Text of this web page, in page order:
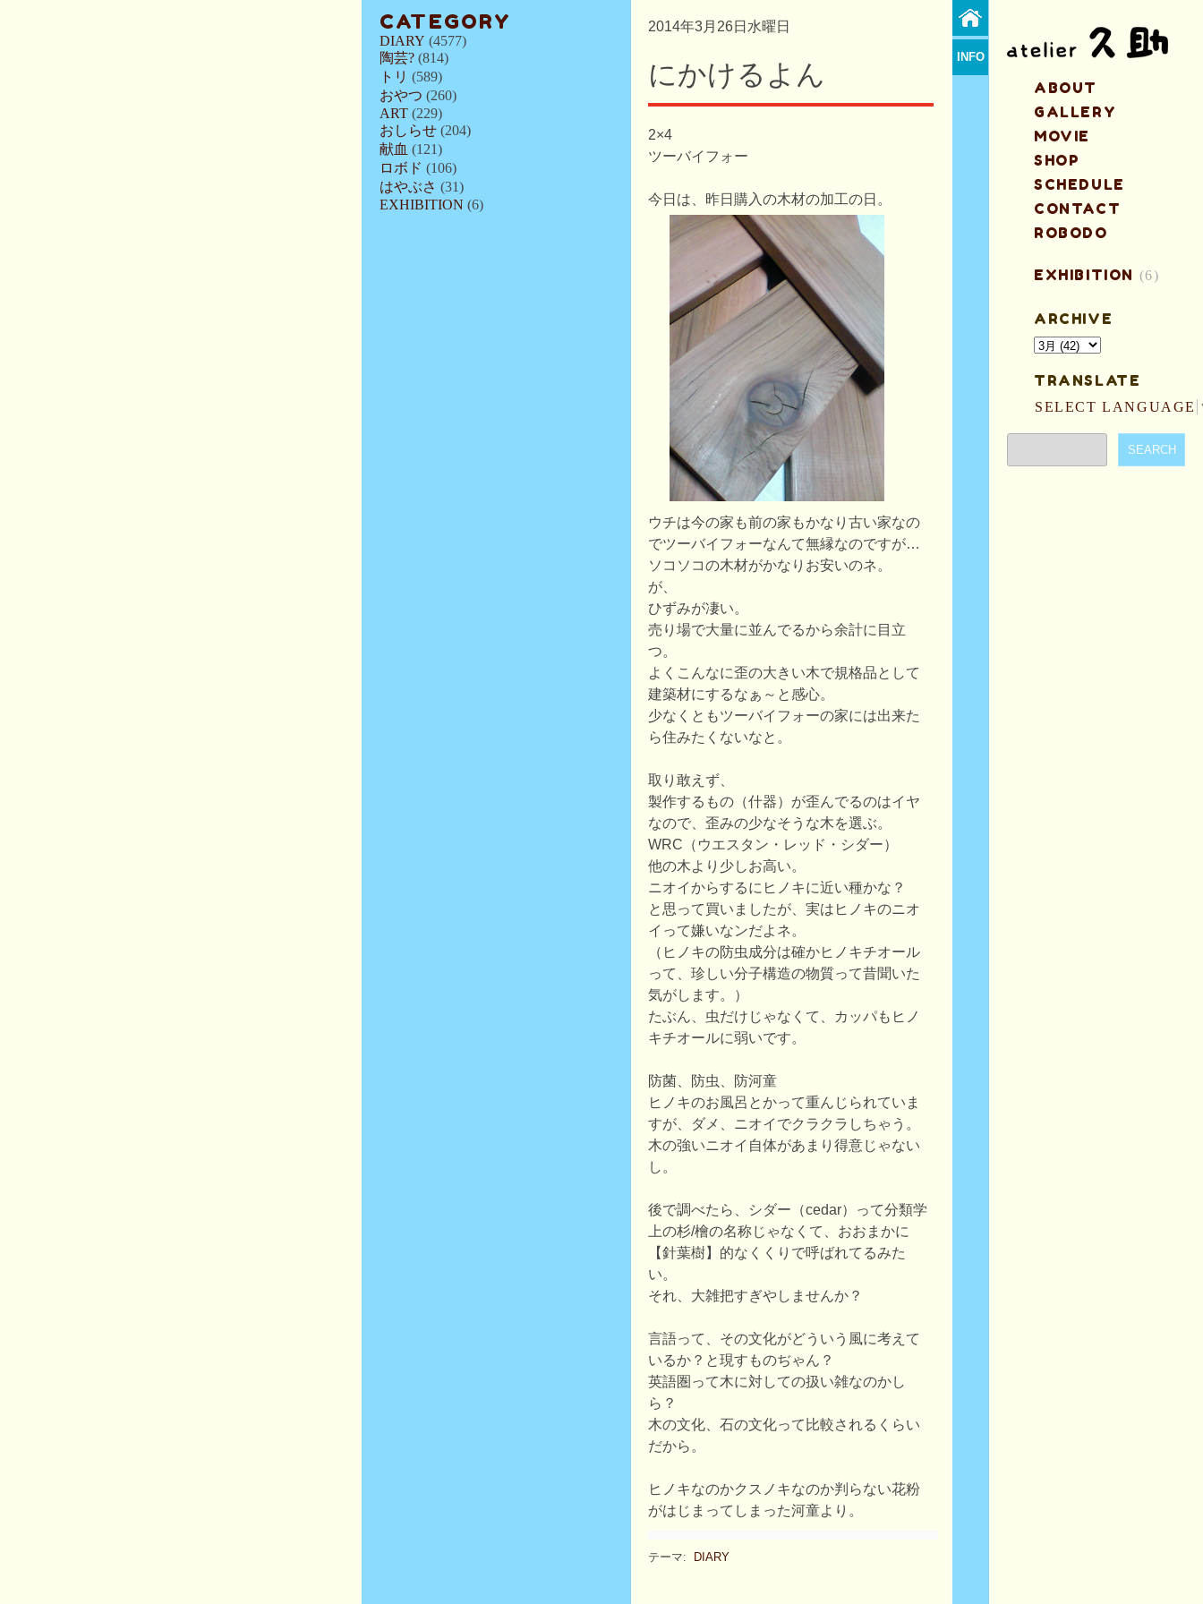
CATEGORY
DIARY (4577)
陶芸? (814)
トリ (589)
おやつ (260)
ART (229)
おしらせ (204)
献血 (121)
ロボド (106)
はやぶさ (31)
EXHIBITION (6)
2014年3月26日水曜日
にかけるよん
2×4
ツーバイフォー
今日は、昨日購入の木材の加工の日。
ウチは今の家も前の家もかなり古い家なの
でツーバイフォーなんて無縁なのですが…
ソコソコの木材がかなりお安いのネ。
が、
ひずみが凄い。
売り場で大量に並んでるから余計に目立
つ。
よくこんなに歪の大きい木で規格品として
建築材にするなぁ～と感心。
少なくともツーバイフォーの家には出来た
ら住みたくないなと。
取り敢えず、
製作するもの（什器）が歪んでるのはイヤ
なので、歪みの少なそうな木を選ぶ。
WRC（ウエスタン・レッド・シダー）
他の木より少しお高い。
ニオイからするにヒノキに近い種かな？
と思って買いましたが、実はヒノキのニオ
イって嫌いなンだよネ。
（ヒノキの防虫成分は確かヒノキチオール
って、珍しい分子構造の物質って昔聞いた
気がします。）
たぶん、虫だけじゃなくて、カッパもヒノ
キチオールに弱いです。
防菌、防虫、防河童
ヒノキのお風呂とかって重んじられていま
すが、ダメ、ニオイでクラクラしちゃう。
木の強いニオイ自体があまり得意じゃない
し。
後で調べたら、シダー（cedar）って分類学
上の杉/檜の名称じゃなくて、おおまかに
【針葉樹】的なくくりで呼ばれてるみた
い。
それ、大雑把すぎやしませんか？
言語って、その文化がどういう風に考えて
いるか？と現すものぢゃん？
英語圏って木に対しての扱い雑なのかし
ら？
木の文化、石の文化って比較されるくらい
だから。
ヒノキなのかクスノキなのか判らない花粉
がはじまってしまった河童より。
テーマ: DIARY
INFO
ABOUT
GALLERY
MOVIE
SHOP
SCHEDULE
CONTACT
ROBODO
EXHIBITION (6)
ARCHIVE
TRANSLATE
SELECT LANGUAGE